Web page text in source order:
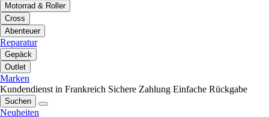
Motorrad & Roller
Cross
Abenteuer
Reparatur
Gepäck
Outlet
Marken
Kundendienst in Frankreich Sichere Zahlung Einfache Rückgabe
Suchen
Neuheiten